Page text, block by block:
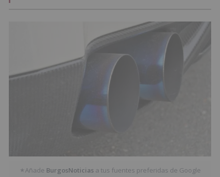
★Añade BurgosNoticias a tus fuentes preferidas de Google